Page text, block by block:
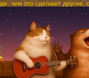
чем это сделают